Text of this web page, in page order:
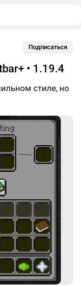
Подписаться
• 1.19.4
стиле, но